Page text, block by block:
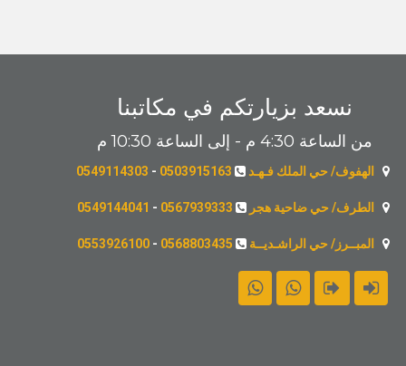
نسعد بزيارتكم في مكاتبنا
من الساعة 4:30 م - إلى الساعة 10:30 م
الهفوف/ حي الملك فـهـد 0503915163
-
0549114303
الطرف/ حي ضاحية هجر 0567939333
-
0549144041
المبــرز/ حي الراشـديــة 0568803435
-
0553926100